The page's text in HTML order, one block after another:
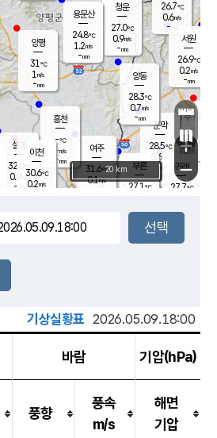
문막
28.5℃
0.6m/s
mm
부론
27.1 ℃
청운
27.0℃
0.9m/s
-mm
여주
31.6℃
0.1m/s
양동
28.3℃
0.7m/s
-mm
장호원
흥천
-℃
-m/s
-mm
설봉
32.0
0.9 m/s
- mm
26.7℃
0.6m/s
- mm
귀래
27.7℃
서원
26.9℃
0.2m/s
-mm
용문산
24.8℃
1.2m/s
-mm
이천
30.6℃
0.2m/s
양평
31℃
1 m/s
-mm
+
−
20 km
기상실황표 2026.05.09.18:00
바람 기압(hPa)
풍향
풍속
m/s
해면
기압